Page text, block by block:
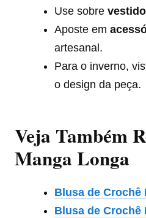
Use sobre
Aposte em
artesanal.
Para o inverno,
o design da peça.
Veja Também
Manga Longa
Blusa de Crochê
Blusa de Crochê